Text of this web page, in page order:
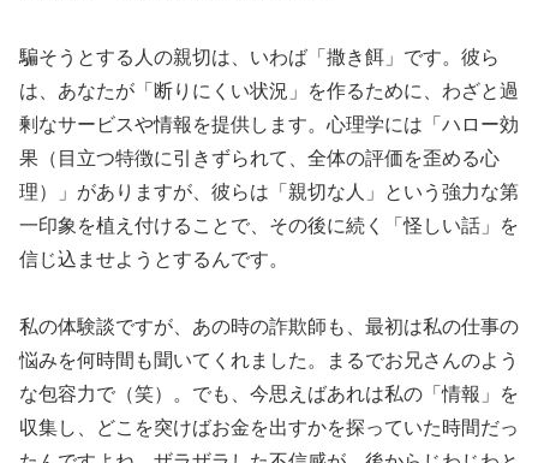
騙そうとする人の親切は、いわば「撒き餌」です。彼ら
は、あなたが「断りにくい状況」を作るために、わざと過
剰なサービスや情報を提供します。心理学には「ハロー効
果（目立つ特徴に引きずられて、全体の評価を歪める心
理）」がありますが、彼らは「親切な人」という強力な第
一印象を植え付けることで、その後に続く「怪しい話」を
信じ込ませようとするんです。
私の体験談ですが、あの時の詐欺師も、最初は私の仕事の
悩みを何時間も聞いてくれました。まるでお兄さんのよう
な包容力で（笑）。でも、今思えばあれは私の「情報」を
収集し、どこを突けばお金を出すかを探っていた時間だっ